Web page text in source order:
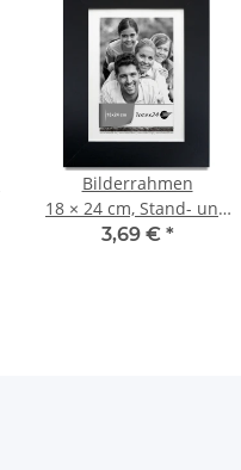
Bilderrahmen
18 × 24 cm, Stand- und
Wandrahmen,
3,69 € *